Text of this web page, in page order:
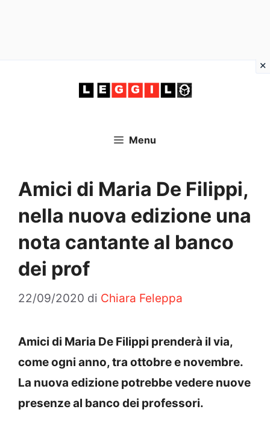
Menu
Amici di Maria De Filippi,
nella nuova edizione una
nota cantante al banco
dei prof
22/09/2020 di Chiara Feleppa
Amici di Maria De Filippi prenderà il via,
come ogni anno, tra ottobre e novembre.
La nuova edizione potrebbe vedere nuove
presenze al banco dei professori.